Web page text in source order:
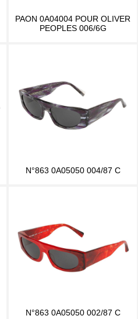
PAON 0A04004 POUR OLIVER
PEOPLES 006/6G
N°863 0A05050 004/87 C
N°863 0A05050 002/87 C